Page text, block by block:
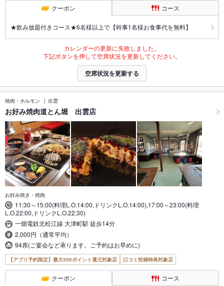
クーポン コース
★飲み放題付きコース★6名様以上で【幹事1名様お食事代を無料】
カレンダーの更新に失敗しました。
下記ボタンを押して空席状況を更新してください。
空席状況を更新する
焼肉・ホルモン 出雲
お好み焼肉道とん堀 出雲店
お好み焼き・焼肉
11:30～15:00(料理L.O.14:00,ドリンクL.O.14:00),17:00～23:00(料理
L.O.22:00,ドリンクL.O.22:30)
一畑電鉄北松江線 大津町駅 徒歩14分
2,000円（通常平均）
94席(ご宴会など承ります。ご予約はお早めに)
【アプリ予約限定】最大350ポイント還元対象店 口コミ投稿特典対象店
クーポン コース